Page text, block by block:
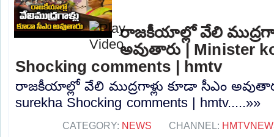
రాజకీయాల్లో వేలి
అవుతారు | Minister
Shocking comments | hmtv
రాజకీయాల్లో వేలి ముద్రగాళ్లు కూడా సీఎం
surekha Shocking comments | hmtv.....»»
CATEGORY: NEWS CHANNEL: